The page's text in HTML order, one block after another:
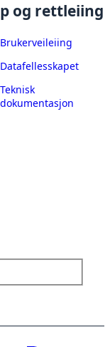
og rettleiing
Brukerveileiing
Datafellesskapet
Teknisk
dokumentasjon